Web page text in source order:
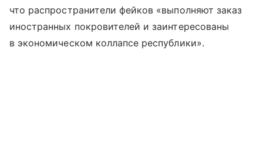
что распространители фейков «выполняют заказ
иностранных покровителей и заинтересованы
в экономическом коллапсе республики».